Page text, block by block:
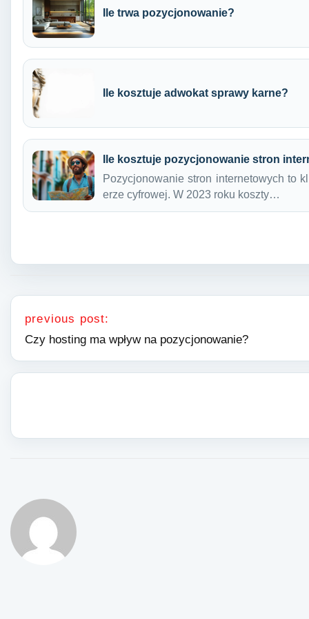
Ile trwa pozycjonowanie?
Ile kosztuje adwokat sprawy karne?
Ile kosztuje pozycjonowanie stron
Pozycjonowanie stron internetowych to
erze cyfrowej. W 2023 roku koszty…
Nawigacja wpisu
previous post:
Czy hosting ma wpływ na pozycjonowanie?